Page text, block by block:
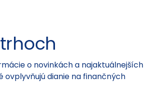
o novinkách a najaktuálnejších
dianie na finančných